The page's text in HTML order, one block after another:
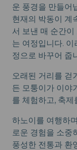
운 풍경을 만들어
현재의 박동이 계
서 보낸 매 순간
는 여정입니다.
정으로 바꾸어 줍
오래된 거리를 걷
든 모퉁이가 이야
를 체험하고, 축
하노이를 여행하
로운 경험을 소중
풍성한 전통과 환